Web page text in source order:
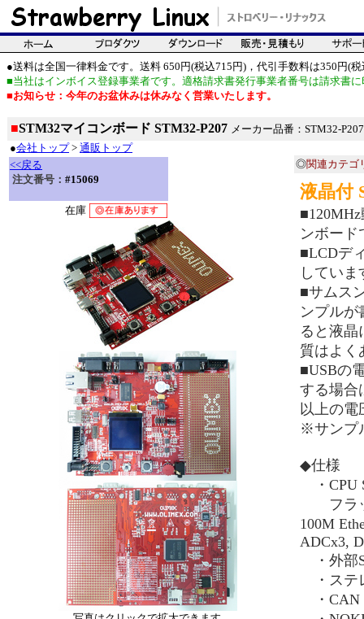
●送料は全国一律料金です。送料 650円(税込715円)，代引手数料は350円(税
■当社はインボイス登録事業者です。適格請求書発行事業者番号は請求書
■お知らせ：今年のお盆休みは休みなく営業いたします。
■STM32マイコンボード STM32-P207 メーカー品番：STM32-P207
●会社トップ> 通販トップ
<<戻る
注文番号： #15069
在庫
◎関連カテゴ
液晶付
ンボード
■LCDデ
していま
■サムス
ンプルが
ると液晶
質はよく
■USBの
する場合
以上の
※サンプ
◆仕様
・CPU
フラッ
100M
ADCx3,
・外部
・ステ
・CAN